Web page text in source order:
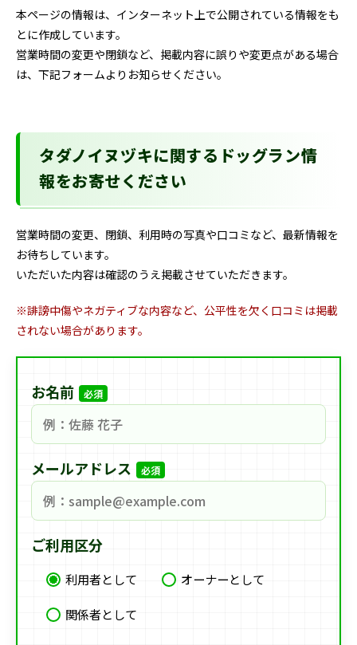
本ページの情報は、インターネット上で公開されている情報をも
とに作成しています。
営業時間の変更や閉鎖など、掲載内容に誤りや変更点がある場合
は、下記フォームよりお知らせください。
タダノイヌヅキに関するドッグラン情
報をお寄せください
営業時間の変更、閉鎖、利用時の写真や口コミなど、最新情報を
お待ちしています。
いただいた内容は確認のうえ掲載させていただきます。
※誹謗中傷やネガティブな内容など、公平性を欠く口コミは掲載
されない場合があります。
お名前 必須
メールアドレス 必須
ご利用区分
利用者として
オーナーとして
関係者として